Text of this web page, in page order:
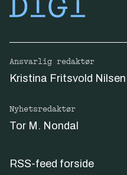
Ansvarlig redaktør
Kristina Fritsvold Nilsen
Nyhetsredaktør
Tor M. Nondal
RSS-feed forside